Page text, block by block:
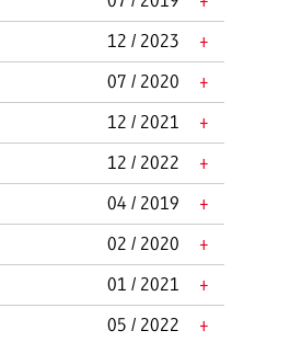
12 / 2023
+
07 / 2020
+
12 / 2021
+
12 / 2022
+
04 / 2019
+
02 / 2020
+
01 / 2021
+
05 / 2022 +